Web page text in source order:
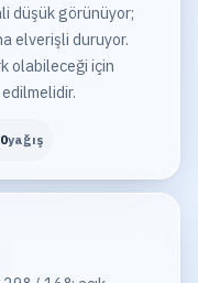
düşük görünüyor;
elverişli duruyor.
olabileceği için
0yağış